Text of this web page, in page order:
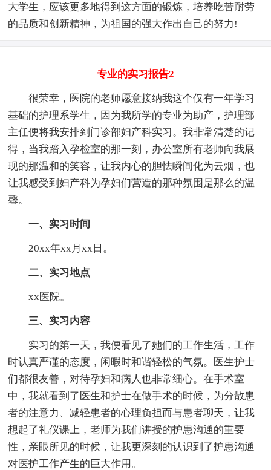
大学生，应该更多地得到这方面的锻炼，培养吃苦耐劳
的品质和创新精神，为祖国的强大作出自己的努力!
专业的实习报告2
很荣幸，医院的老师愿意接纳我这个仅有一年学习
基础的护理系学生，因为我所学的专业为助产，护理部
主任便将我安排到门诊部妇产科实习。我非常清楚的记
得，当我踏入孕检室的那一刻，办公室所有老师向我展
现的那温和的笑容，让我内心的胆怯瞬间化为云烟，也
让我感受到妇产科为孕妇们营造的那种氛围是那么的温
馨。
一、实习时间
20xx年xx月xx日。
二、实习地点
xx医院。
三、实习内容
实习的第一天，我便看见了她们的工作生活，工作
时认真严谨的态度，闲暇时和谐轻松的气氛。医生护士
们都很友善，对待孕妇和病人也非常细心。在手术室
中，我就看到了医生和护士在做手术的时候，为分散患
者的注意力、减轻患者的心理负担而与患者聊天，让我
想起了礼仪课上，老师为我们讲授的护患沟通的重要
性，亲眼所见的时候，让我更深刻的认识到了护患沟通
对医护工作产生的巨大作用。